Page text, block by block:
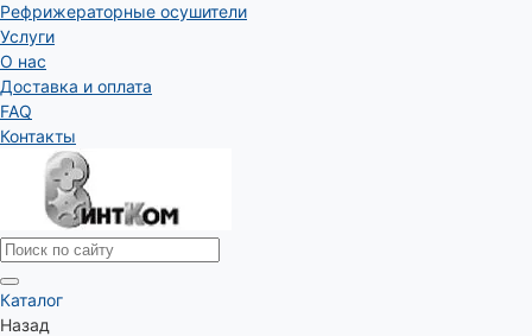
Рефрижераторные осушители
Услуги
О нас
Доставка и оплата
FAQ
Контакты
Каталог
Назад